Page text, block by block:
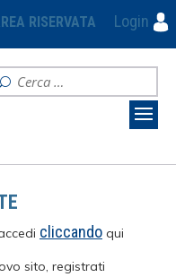
RISERVATA Login
cliccando qui
sito, registrati